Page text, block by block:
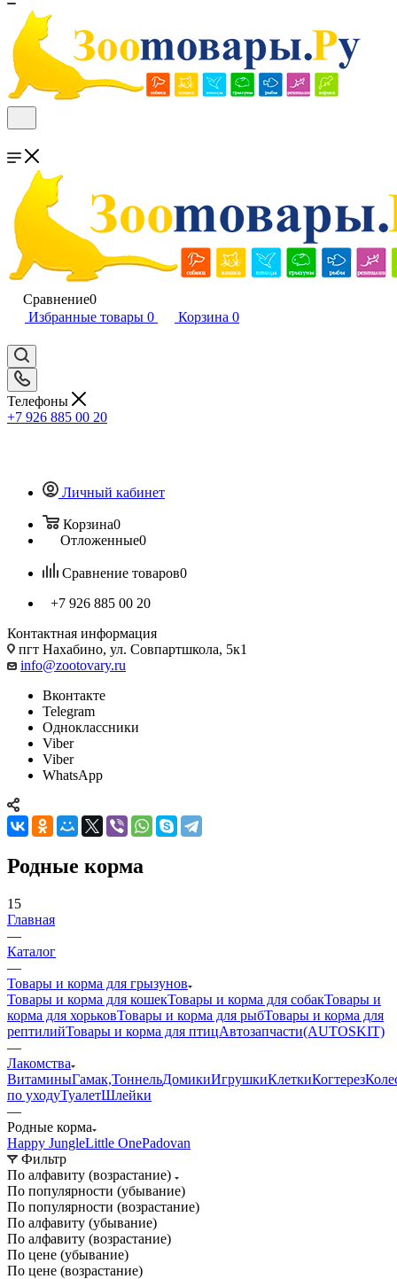
Сравнение0
Избранные товары 0 Корзина 0
Телефоны
+7 926 885 00 20
Личный кабинет
Корзина0
Отложенные0
Сравнение товаров0
+7 926 885 00 20
Контактная информация
пгт Нахабино, ул. Совпартшкола, 5к1
info@zootovary.ru
Вконтакте
Telegram
Одноклассники
Viber
Viber
WhatsApp
Родные корма
15
Главная
—
Каталог
—
Товары и корма для грызунов
Товары и корма для кошекТовары и корма для собакТовары и
корма для хорьковТовары и корма для рыбТовары и корма для
рептилийТовары и корма для птицАвтозапчасти(AUTOSKIT)
—
Лакомства
ВитаминыГамак,ТоннельДомикиИгрушкиКлеткиКогтерез
по уходуТуалетШлейки
—
Родные корма
Happy JungleLittle OnePadovan
Фильтр
По алфавиту (возрастание)
По популярности (убывание)
По популярности (возрастание)
По алфавиту (убывание)
По алфавиту (возрастание)
По цене (убывание)
По цене (возрастание)